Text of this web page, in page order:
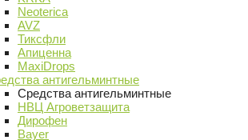
Neoterica
AVZ
Тиксфли
Апиценна
MaxiDrops
антигельминтные
Средства антигельминтные
НВЦ Агроветзащита
Дирофен
Bayer